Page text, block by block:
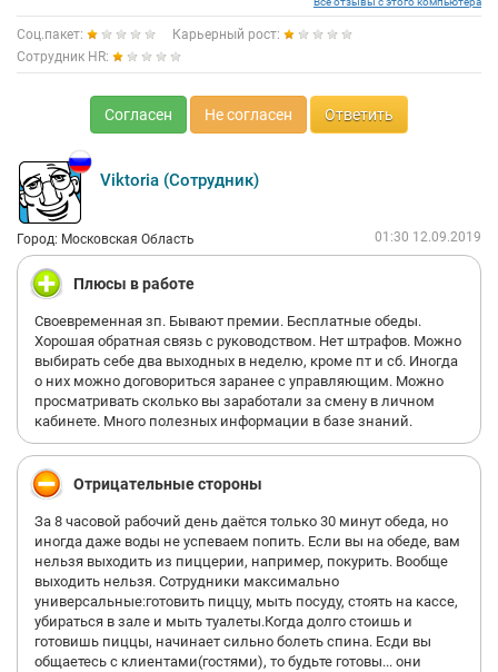
Соц.пакет:
Карьерный рост:
Сотрудник HR:
Согласен Не согласен Ответить
Viktoria (Сотрудник)
Город: Московская Область 01:30 12.09.2019
Плюсы в работе
Своевременная зп. Бывают премии. Бесплатные обеды.
Хорошая обратная связь с руководством. Нет штрафов. Можно
выбирать себе два выходных в неделю, кроме пт и сб. Иногда
о них можно договориться заранее с управляющим. Можно
просматривать сколько вы заработали за смену в личном
кабинете. Много полезных информации в базе знаний.
Отрицательные стороны
За 8 часовой рабочий день даётся только 30 минут обеда, но
иногда даже воды не успеваем попить. Если вы на обеде, вам
нельзя выходить из пиццерии, например, покурить. Вообще
выходить нельзя. Сотрудники максимально
универсальные:готовить пиццу, мыть посуду, стоять на кассе,
убираться в зале и мыть туалеты.Когда долго стоишь и
готовишь пиццы, начинает сильно болеть спина. Есди вы
общаетесь с клиентами(гостями), то будьте готовы... они